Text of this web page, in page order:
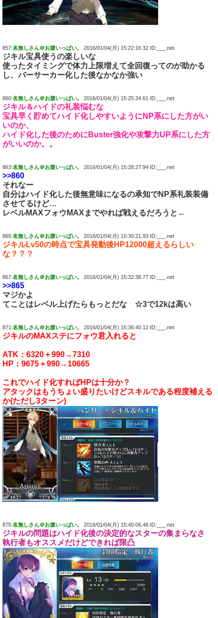
857:名無しさん＠お腹いっぱい。 2016/01/04(月) 15:22:16.32 ID:___.net
ジキル宝具使うの楽しいな
使ったタイミングで体力上限増えて全回復ってのが助かる
し、バーサーカー化した後なかなか強い
860:名無しさん＠お腹いっぱい。 2016/01/04(月) 15:25:34.61 ID:___.net
ジキル＆ハイドの礼装悩むな
宝具早く貯めてハイド化しやすいようにNP系にした方がい
いのか、
ハイド化した後のためにBuster強化や攻撃力UP系にした方
がいいのか。。
863:名無しさん＠お腹いっぱい。 2016/01/04(月) 15:28:27.94 ID:___.net
>>860
それなー
自分はハイド化した後無意味になるの承知でNP系礼装装備
させてるけど…
レベルMAXフォウMAXまでやれば戦えるだろうと←
865:名無しさん＠お腹いっぱい。 2016/01/04(月) 15:30:21.93 ID:___.net
ジキルLv50の時点で宝具発動後HP12000超えるらしい
な？？？
867:名無しさん＠お腹いっぱい。 2016/01/04(月) 15:32:38.77 ID:___.net
>>865
マジかよ
てことはレベル上げたらもっとだな ☆3で12kは高い
871:名無しさん＠お腹いっぱい。 2016/01/04(月) 15:36:40.12 ID:___.net
ジキルのMAXステにフォウ君入れると
ATK：6320＋990→7310
HP：9675＋990→10665
これでハイド化すればHPは十分か？
アタックはもうちょい盛りたいけどスキルである程度補える
か(ただし3ターン)
875:名無しさん＠お腹いっぱい。 2016/01/04(月) 15:40:06.48 ID:___.net
ジキルの問題はハイド化後の決定的なスターの集まらなさ
執行者もオススメだけどできれば限凸